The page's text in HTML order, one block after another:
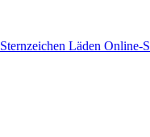
Sternzeichen Läden Online-